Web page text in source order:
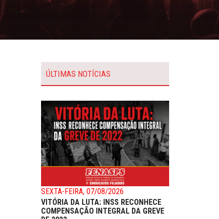
ÚLTIMAS NOTÍCIAS
SEXTA-FEIRA, 07/08/2026
VITÓRIA DA LUTA: INSS RECONHECE
COMPENSAÇÃO INTEGRAL DA GREVE